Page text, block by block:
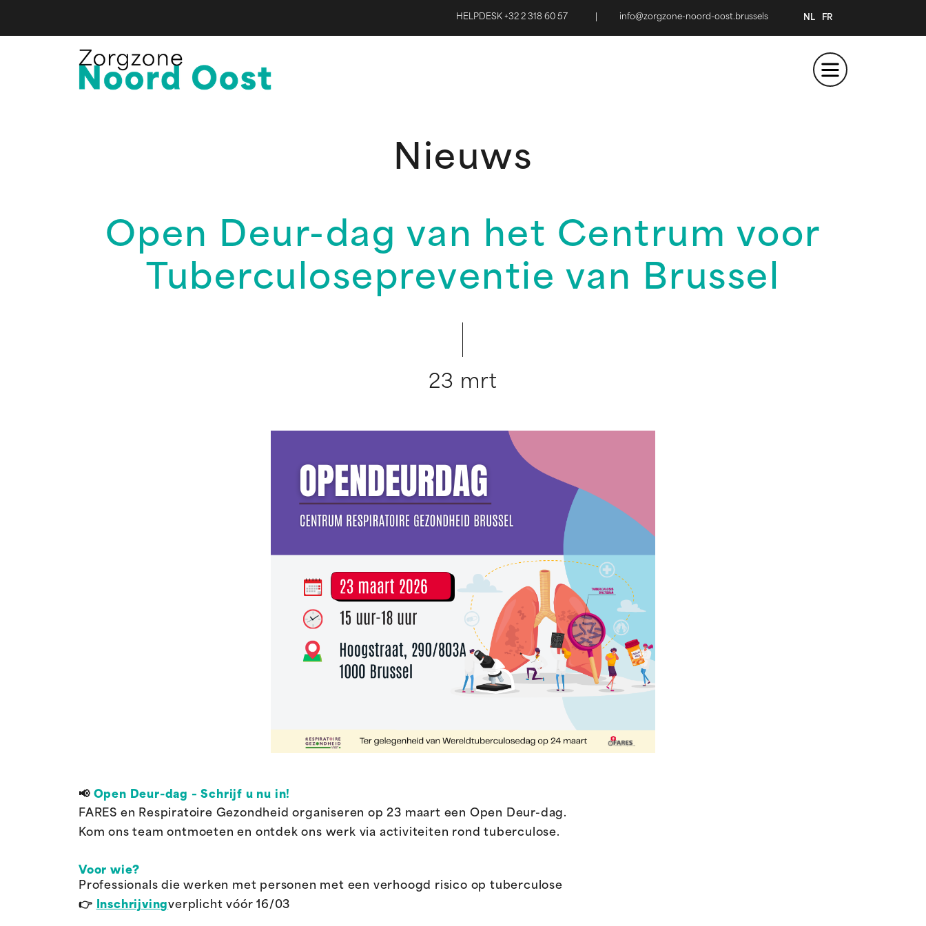
HELPDESK +32 2 318 60 57 info@zorgzone-noord-oost.brussels NL FR
Nieuws
Open Deur-dag van het Centrum voor
Tuberculosepreventie van Brussel
23 mrt
📢 Open Deur-dag – Schrijf u nu in!
FARES en Respiratoire Gezondheid organiseren op 23 maart een Open Deur-dag.
Kom ons team ontmoeten en ontdek ons werk via activiteiten rond tuberculose.
Voor wie?
Professionals die werken met personen met een verhoogd risico op tuberculose
👉
Inschrijvingverplicht vóór 16/03